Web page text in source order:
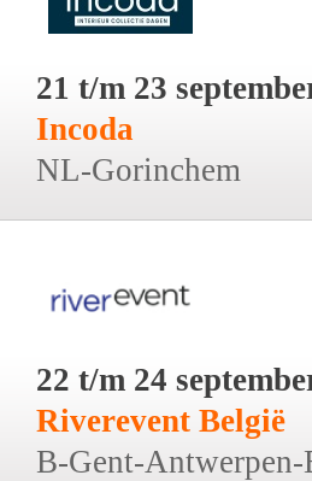
21 t/m 23
Incoda
NL-Gorinchem
22 t/m 24
Riverevent België
B-Gent-Antwerpen-